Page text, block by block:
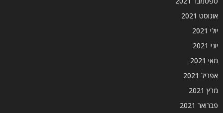
אוגוסט 2021
יולי 2021
יוני 2021
מאי 2021
אפריל 2021
מרץ 2021
פברואר 2021